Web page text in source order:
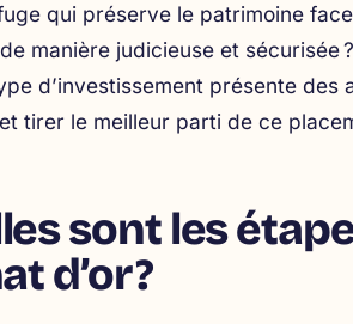
qui préserve le patrimoine
manière judicieuse et
d’investissement présente
et tirer le meilleur parti de ce
sont les
d’or ?